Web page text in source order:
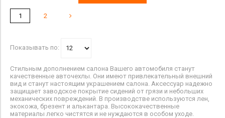
1 2
Показывать по:
Стильным дополнением салона Вашего автомобиля станут
качественные авточехлы. Они имеют привлекательный внешний
вид и станут настоящим украшением салона. Аксессуар надежно
защищает заводское покрытие сидений от грязи и небольших
механических повреждений. В производстве используются лен,
экокожа, брезент и алькантара. Высококачественные
материалы легко чистятся и не нуждаются в особом уходе.